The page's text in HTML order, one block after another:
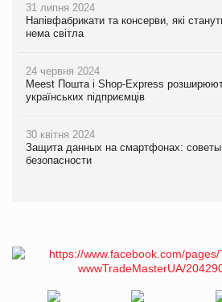
31 липня 2024
Напівфабрикати та консерви, які
нема світла
24 червня 2024
Meest Пошта і Shop-Express
українських підприємців
30 квітня 2024
Защита данных на смартфонах:
безопасности